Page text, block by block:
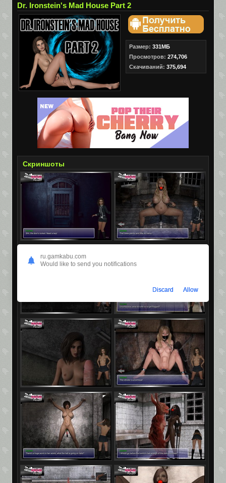
Dr. Ironstein's Mad House Part 2
Размер: 331МБ
Просмотров: 274,706
Скачиваний: 375,694
Скриншоты
ru.gamkabu.com
Would like to send you notifications
Discard Allow